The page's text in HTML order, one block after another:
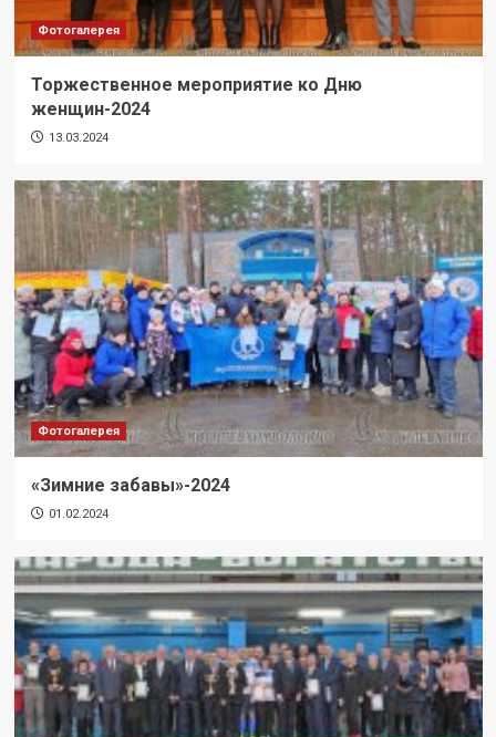
Фотогалерея
Торжественное мероприятие ко Дню
женщин-2024
13.03.2024
Фотогалерея
«Зимние забавы»-2024
01.02.2024